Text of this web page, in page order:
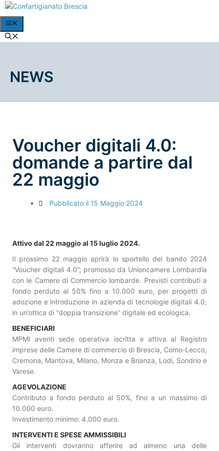
NEWS
Voucher digitali 4.0:
domande a partire dal
22 maggio
Pubblicato il 15 Maggio 2024
Attivo dal 22 maggio al 15 luglio 2024.
Il prossimo 22 maggio aprirà lo sportello del bando 2024
“Voucher digitali 4.0”; promosso da Unioncamere Lombardia
con le Camere di Commercio lombarde. Previsti contributi a
fondo perduto al 50% fino a 10.000 euro, per progetti di
adozione e introduzione in azienda di tecnologie digitali 4.0,
in un’ottica di “doppia transizione” digitale ed ecologica.
BENEFICIARI
MPMI aventi sede operativa iscritta e attiva al Registro
imprese delle Camere di commercio di Brescia, Como-Lecco,
Cremona, Mantova, Milano, Monza e Brianza, Lodi, Sondrio e
Varese.
AGEVOLAZIONE
Contributo a fondo perduto al 50%, fino a un massimo di
10.000 euro.
Investimento minimo: 4.000 euro.
INTERVENTI E SPESE AMMISSIBILI
Gli interventi dovranno afferire ad almeno una delle